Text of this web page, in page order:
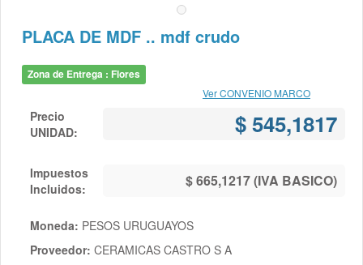
PLACA DE MDF .. mdf crudo
Zona de Entrega : Flores
Ver CONVENIO MARCO
Precio
UNIDAD:
$ 545,1817
Impuestos
Incluidos:
$ 665,1217 (IVA BASICO)
Moneda: PESOS URUGUAYOS
Proveedor: CERAMICAS CASTRO S A